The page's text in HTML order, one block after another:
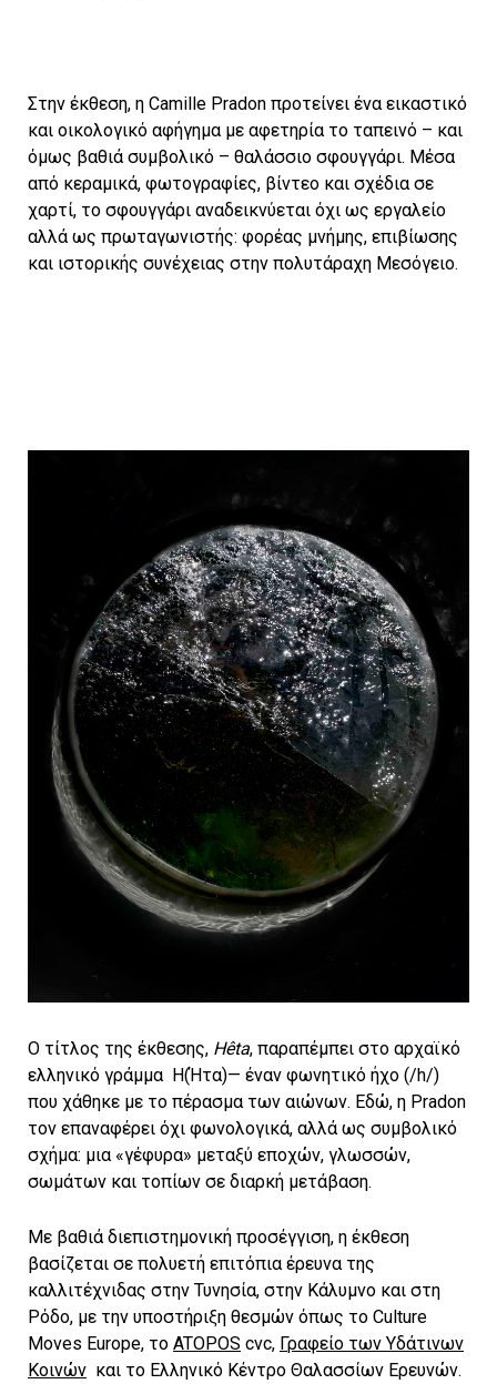
Στην έκθεση, η Camille Pradon προτείνει ένα εικαστικό
και οικολογικό αφήγημα με αφετηρία το ταπεινό – και
όμως βαθιά συμβολικό – θαλάσσιο σφουγγάρι. Μέσα
από κεραμικά, φωτογραφίες, βίντεο και σχέδια σε
χαρτί, το σφουγγάρι αναδεικνύεται όχι ως εργαλείο
αλλά ως πρωταγωνιστής: φορέας μνήμης, επιβίωσης
και ιστορικής συνέχειας στην πολυτάραχη Μεσόγειο.
Ο τίτλος της έκθεσης, Hêta, παραπέμπει στο αρχαϊκό
ελληνικό γράμμα H(Ήτα)— έναν φωνητικό ήχο (/h/)
που χάθηκε με το πέρασμα των αιώνων. Εδώ, η Pradon
τον επαναφέρει όχι φωνολογικά, αλλά ως συμβολικό
σχήμα: μια «γέφυρα» μεταξύ εποχών, γλωσσών,
σωμάτων και τοπίων σε διαρκή μετάβαση.
Με βαθιά διεπιστημονική προσέγγιση, η έκθεση
βασίζεται σε πολυετή επιτόπια έρευνα της
καλλιτέχνιδας στην Τυνησία, στην Κάλυμνο και στη
Ρόδο, με την υποστήριξη θεσμών όπως το Culture
Moves Europe, το ATOPOS cvc, Γραφείο των Υδάτινων
Κοινών και το Ελληνικό Κέντρο Θαλασσίων Ερευνών.